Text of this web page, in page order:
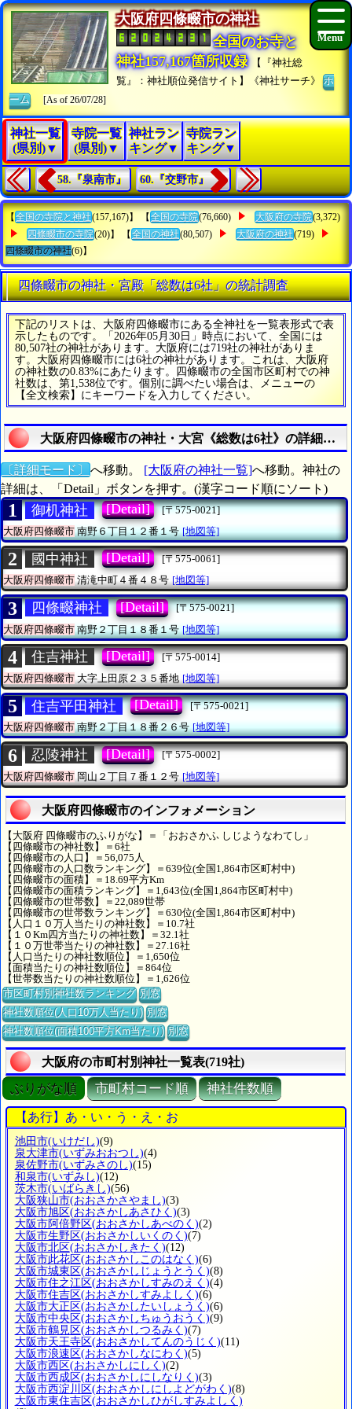
大阪府四條畷市の神社
全国のお寺と
神社157,167箇所収録
【『神社総
覧』：神社順位発信サイト】《神社サーチ》ホ
ーム
[As of 26/07/28]
神社一覧
(県別)▼
寺院一覧
(県別)▼
神社ラン
キング▼
寺院ラン
キング▼
58.『泉南市』 60.『交野市』
【 全国の寺院と神社(157,167)】 【 全国の寺院(76,660) 大阪府の寺院(3,372)
四條畷市の寺院(20)】 【 全国の神社(80,507) 大阪府の神社(719)
四條畷市の神社(6)】
四條畷市の神社・宮殿「総数は6社」の統計調査
下記のリストは、大阪府四條畷市にある全神社を一覧表形式で表
示したものです。「2026年05月30日」時点において、全国には
80,507社の神社があります。大阪府には719社の神社がありま
す。大阪府四條畷市には6社の神社があります。これは、大阪府
の神社数の0.83%にあたります。四條畷市の全国市区町村での神
社数は、第1,538位です。個別に調べたい場合は、メニューの
【全文検索】にキーワードを入力してください。
大阪府四條畷市の神社・大宮《総数は6社》の詳細リス
〔詳細モード〕 へ移動。 [大阪府の神社一覧]へ移動。神社の
詳細は、「Detail」ボタンを押す。(漢字コード順にソート)
1 御机神社 [Detail]
[〒575-0021]
大阪府四條畷市南野６丁目１２番１号 [地図等]
2 國中神社 [Detail]
[〒575-0061]
大阪府四條畷市清滝中町４番４８号 [地図等]
3 四條畷神社 [Detail]
[〒575-0021]
大阪府四條畷市南野２丁目１８番１号 [地図等]
4 住吉神社 [Detail]
[〒575-0014]
大阪府四條畷市 大字上田原２３５番地 [地図等]
5 住吉平田神社 [Detail]
[〒575-0021]
大阪府四條畷市南野２丁目１８番２６号 [地図等]
6 忍陵神社 [Detail]
[〒575-0002]
大阪府四條畷市 岡山２丁目７番１２号 [地図等]
大阪府四條畷市のインフォメーション
【大阪府 四條畷市のふりがな】＝「おおさかふ しじようなわてし」
【四條畷市の神社数】＝6社
【四條畷市の人口】＝56,075人
【四條畷市の人口数ランキング】＝639位(全国1,864市区町村中)
【四條畷市の面積】＝18.69平方Km
【四條畷市の面積ランキング】＝1,643位(全国1,864市区町村中)
【四條畷市の世帯数】＝22,089世帯
【四條畷市の世帯数ランキング】＝630位(全国1,864市区町村中)
【人口１０万人当たりの神社数】＝10.7社
【１０Km四方当たりの神社数】＝32.1社
【１０万世帯当たりの神社数】＝27.16社
【人口当たりの神社数順位】＝1,650位
【面積当たりの神社数順位】＝864位
【世帯数当たりの神社数順位】＝1,626位
市区町村別神社数ランキング 別窓
神社数順位(人口10万人当たり) 別窓
神社数順位(面積100平方Km当たり) 別窓
大阪府の市町村別神社一覧表(719社)
ぶりがな順 市町村コード順 神社件数順
【あ行】あ・い・う・え・お
池田市(いけだし)(9)
泉大津市(いずみおおつし)(4)
泉佐野市(いずみさのし)(15)
和泉市(いずみし)(12)
茨木市(いばらきし)(56)
大阪狭山市(おおさかさやまし)(3)
大阪市旭区(おおさかしあさひく)(3)
大阪市阿倍野区(おおさかしあべのく)(2)
大阪市生野区(おおさかしいくのく)(7)
大阪市北区(おおさかしきたく)(12)
大阪市此花区(おおさかしこのはなく)(6)
大阪市城東区(おおさかしじょうとうく)(8)
大阪市住之江区(おおさかしすみのえく)(4)
大阪市住吉区(おおさかしすみよしく)(6)
大阪市大正区(おおさかしたいしょうく)(6)
大阪市中央区(おおさかしちゅうおうく)(9)
大阪市鶴見区(おおさかしつるみく)(7)
大阪市天王寺区(おおさかしてんのうじく)(11)
大阪市浪速区(おおさかしなにわく)(5)
大阪市西区(おおさかしにしく)(2)
大阪市西成区(おおさかしにしなりく)(3)
大阪市西淀川区(おおさかしにしよどがわく)(8)
大阪市東住吉区(おおさかしひがしすみよしく)